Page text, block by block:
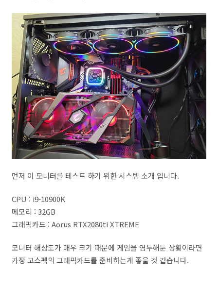
먼저 이 모니터를 테스트 하기 위한 시스템 소개 입니다.
CPU : i9-10900K
메모리 : 32GB
그래픽카드 : Aorus RTX2080ti XTREME
모니터 해상도가 매우 크기 때문에 게임을 염두해둔 상황이라면
가장 고스펙의 그래픽카드를 준비하는게 좋을 것 같습니다.